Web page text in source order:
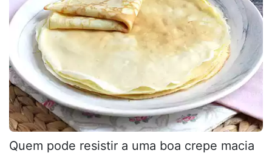
Quem pode resistir a uma boa crepe macia